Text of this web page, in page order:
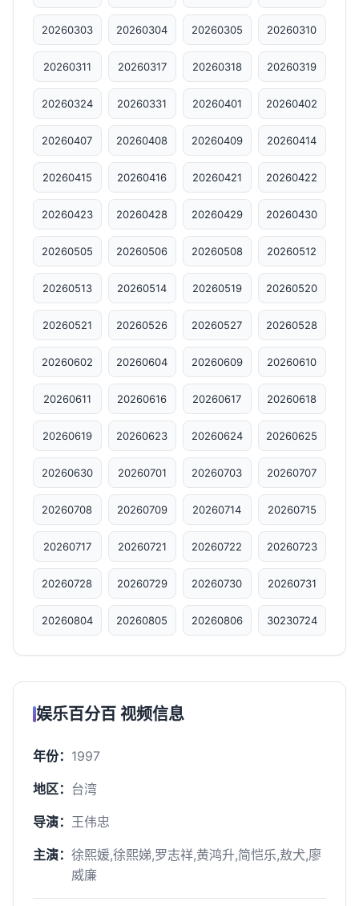
20260303 20260304 20260305 20260310
20260311 20260317 20260318 20260319
20260324 20260331 20260401 20260402
20260407 20260408 20260409 20260414
20260415 20260416 20260421 20260422
20260423 20260428 20260429 20260430
20260505 20260506 20260508 20260512
20260513 20260514 20260519 20260520
20260521 20260526 20260527 20260528
20260602 20260604 20260609 20260610
20260611 20260616 20260617 20260618
20260619 20260623 20260624 20260625
20260630 20260701 20260703 20260707
20260708 20260709 20260714 20260715
20260717 20260721 20260722 20260723
20260728 20260729 20260730 20260731
20260804 20260805 20260806 30230724
娱乐百分百 视频信息
年份： 1997
地区： 台湾
导演： 王伟忠
主演： 徐熙媛,徐熙娣,罗志祥,黄鸿升,简恺乐,敖犬,廖
威廉